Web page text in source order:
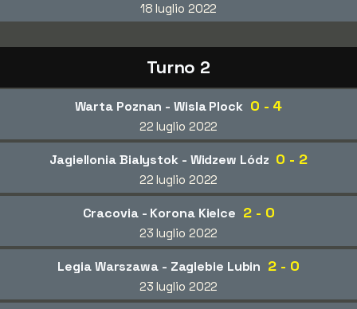
18 luglio 2022
Turno 2
Warta Poznan - Wisla Plock 0 - 4
22 luglio 2022
Jagiellonia Bialystok - Widzew Lódz 0 - 2
22 luglio 2022
Cracovia - Korona Kielce 2 - 0
23 luglio 2022
Legia Warszawa - Zaglebie Lubin 2 - 0
23 luglio 2022